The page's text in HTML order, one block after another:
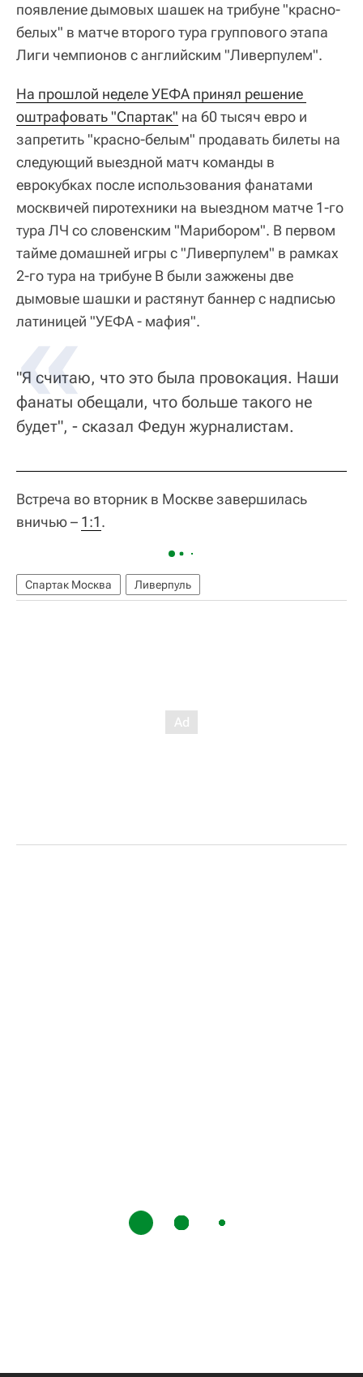
появление дымовых шашек на трибуне "красно-
белых" в матче второго тура группового этапа
Лиги чемпионов с английским "Ливерпулем".
На прошлой неделе УЕФА принял решение
оштрафовать "Спартак" на 60 тысяч евро и
запретить "красно-белым" продавать билеты на
следующий выездной матч команды в
еврокубках после использования фанатами
москвичей пиротехники на выездном матче 1-го
тура ЛЧ со словенским "Марибором". В первом
тайме домашней игры с "Ливерпулем" в рамках
2-го тура на трибуне В были зажжены две
дымовые шашки и растянут баннер с надписью
латиницей "УЕФА - мафия".
"Я считаю, что это была провокация. Наши
фанаты обещали, что больше такого не
будет", - сказал Федун журналистам.
Встреча во вторник в Москве завершилась
вничью – 1:1.
Спартак Москва Ливерпуль